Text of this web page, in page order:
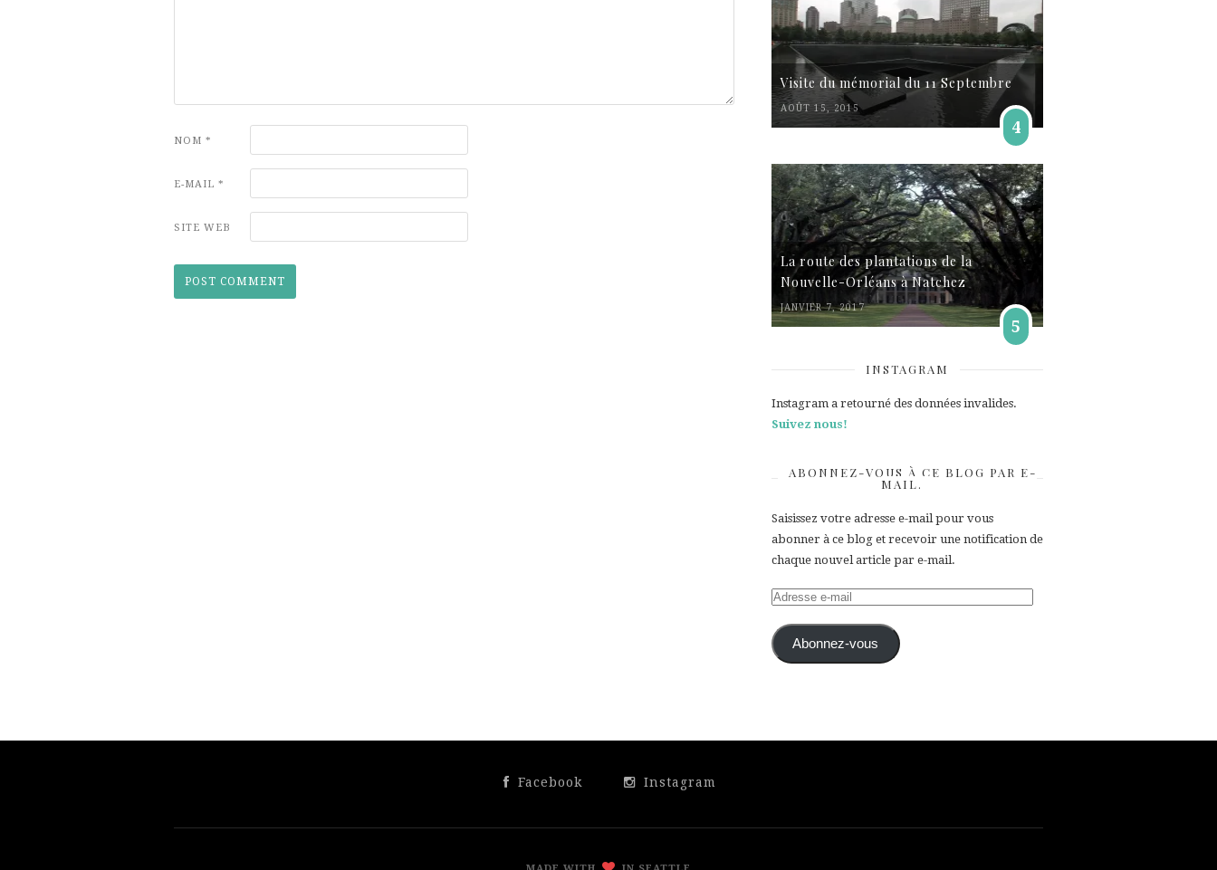
NOM *
E-MAIL *
SITE WEB
Visite du mémorial du 11 Septembre
AOÛT 15, 2015
4
La route des plantations de la
Nouvelle-Orléans à Natchez
JANVIER 7, 2017
5
INSTAGRAM
Instagram a retourné des données invalides.
Suivez nous!
ABONNEZ-VOUS À CE BLOG PAR E-
MAIL.
Saisissez votre adresse e-mail pour vous
abonner à ce blog et recevoir une notification de
chaque nouvel article par e-mail.
Adresse
mail Abonnez-vous
Facebook Instagram